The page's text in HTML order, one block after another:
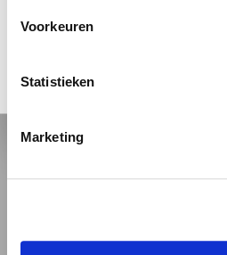
Voorkeuren
Statistieken
Marketing
Je moet 18 jaar of ouder zijn
JA, IK BEN 18 JAAR OF